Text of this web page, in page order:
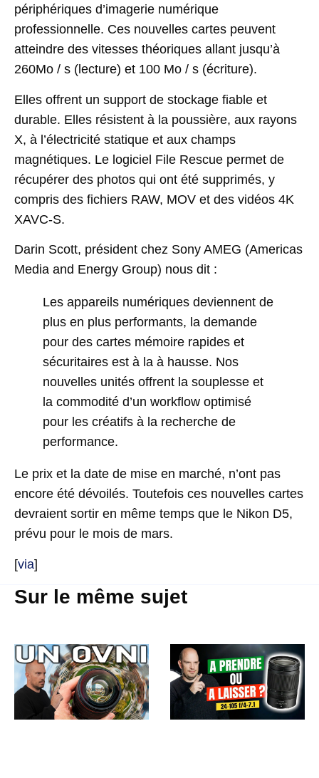
périphériques d’imagerie numérique
professionnelle. Ces nouvelles cartes peuvent
atteindre des vitesses théoriques allant jusqu’à
260Mo / s (lecture) et 100 Mo / s (écriture).
Elles offrent un support de stockage fiable et
durable. Elles résistent à la poussière, aux rayons
X, à l’électricité statique et aux champs
magnétiques. Le logiciel File Rescue permet de
récupérer des photos qui ont été supprimés, y
compris des fichiers RAW, MOV et des vidéos 4K
XAVC-S.
Darin Scott, président chez Sony AMEG (Americas
Media and Energy Group) nous dit :
Les appareils numériques deviennent de
plus en plus performants, la demande
pour des cartes mémoire rapides et
sécuritaires est à la à hausse. Nos
nouvelles unités offrent la souplesse et
la commodité d’un workflow optimisé
pour les créatifs à la recherche de
performance.
Le prix et la date de mise en marché, n’ont pas
encore été dévoilés. Toutefois ces nouvelles cartes
devraient sortir en même temps que le Nikon D5,
prévu pour le mois de mars.
[via]
Sur le même sujet